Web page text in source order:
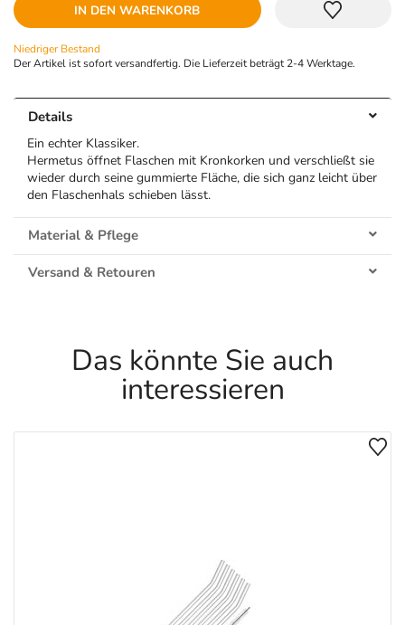
IN DEN WARENKORB
Niedriger Bestand
Der Artikel ist sofort versandfertig. Die Lieferzeit beträgt 2-4 Werktage.
Details
Ein echter Klassiker.
Hermetus öffnet Flaschen mit Kronkorken und verschließt sie
wieder durch seine gummierte Fläche, die sich ganz leicht über
den Flaschenhals schieben lässt.
Material & Pflege
Versand & Retouren
Das könnte Sie auch
interessieren